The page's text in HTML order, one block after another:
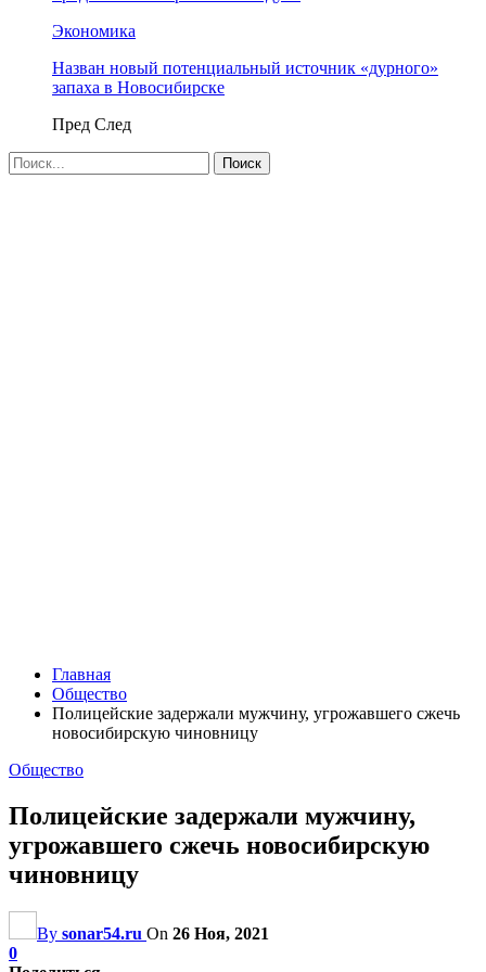
Экономика
Назван новый потенциальный источник «дурного»
запаха в Новосибирске
Пред След
Главная
Общество
Полицейские задержали мужчину, угрожавшего сжечь
новосибирскую чиновницу
Общество
Полицейские задержали мужчину,
угрожавшего сжечь новосибирскую
чиновницу
By sonar54.ru On 26 Ноя, 2021
0